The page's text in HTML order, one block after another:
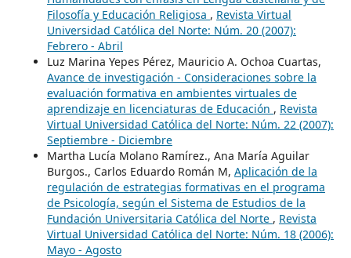
Filosofía y Educación Religiosa , Revista Virtual
Universidad Católica del Norte: Núm. 20 (2007):
Febrero - Abril
Luz Marina Yepes Pérez, Mauricio A. Ochoa Cuartas,
Avance de investigación - Consideraciones sobre la
evaluación formativa en ambientes virtuales de
aprendizaje en licenciaturas de Educación , Revista
Virtual Universidad Católica del Norte: Núm. 22 (2007):
Septiembre - Diciembre
Martha Lucía Molano Ramírez., Ana María Aguilar
Burgos., Carlos Eduardo Román M, Aplicación de la
regulación de estrategias formativas en el programa
de Psicología, según el Sistema de Estudios de la
Fundación Universitaria Católica del Norte , Revista
Virtual Universidad Católica del Norte: Núm. 18 (2006):
Mayo - Agosto